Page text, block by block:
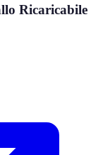
Ricaricabile